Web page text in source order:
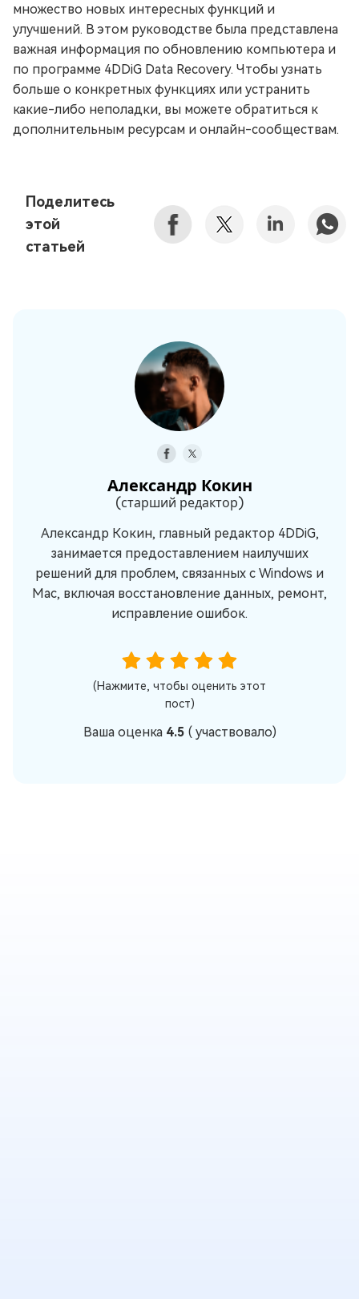
множество новых интересных функций и
улучшений. В этом руководстве была представлена
важная информация по обновлению компьютера и
по программе 4DDiG Data Recovery. Чтобы узнать
больше о конкретных функциях или устранить
какие-либо неполадки, вы можете обратиться к
дополнительным ресурсам и онлайн-сообществам.
Поделитесь
этой
статьей
Александр Кокин
(старший редактор)
Александр Кокин, главный редактор 4DDiG,
занимается предоставлением наилучших
решений для проблем, связанных с Windows и
Mac, включая восстановление данных, ремонт,
исправление ошибок.
(Нажмите, чтобы оценить этот
пост)
Ваша оценка 4.5 (участвовало)